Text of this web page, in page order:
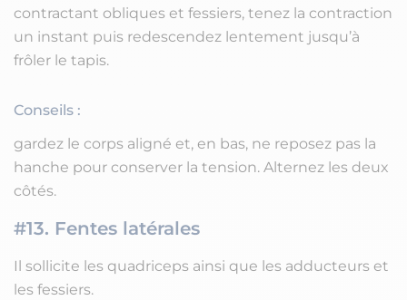
contractant obliques et fessiers, tenez la contraction
un instant puis redescendez lentement jusqu’à
frôler le tapis.
Conseils :
gardez le corps aligné et, en bas, ne reposez pas la
hanche pour conserver la tension. Alternez les deux
côtés.
#13. Fentes latérales
Il sollicite les quadriceps ainsi que les adducteurs et
les fessiers.